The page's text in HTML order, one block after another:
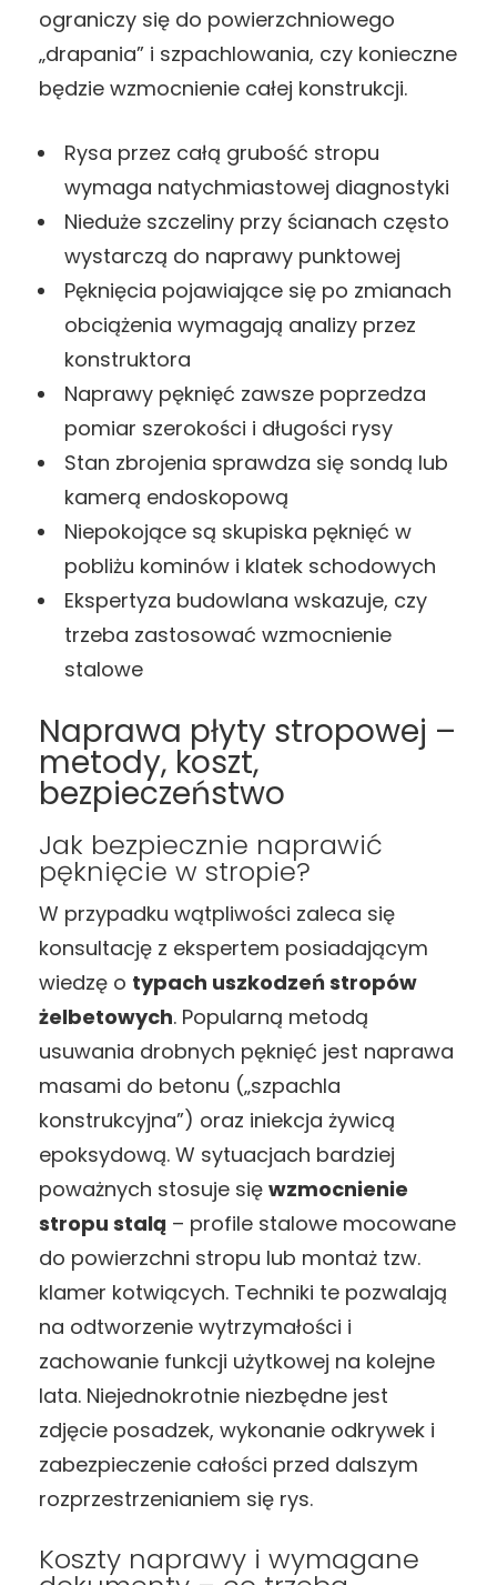
ograniczy się do powierzchniowego
„drapania” i szpachlowania, czy konieczne
będzie wzmocnienie całej konstrukcji.
Rysa przez całą grubość stropu
wymaga natychmiastowej diagnostyki
Nieduże szczeliny przy ścianach często
wystarczą do naprawy punktowej
Pęknięcia pojawiające się po zmianach
obciążenia wymagają analizy przez
konstruktora
Naprawy pęknięć zawsze poprzedza
pomiar szerokości i długości rysy
Stan zbrojenia sprawdza się sondą lub
kamerą endoskopową
Niepokojące są skupiska pęknięć w
pobliżu kominów i klatek schodowych
Ekspertyza budowlana wskazuje, czy
trzeba zastosować wzmocnienie
stalowe
Naprawa płyty stropowej –
metody, koszt,
bezpieczeństwo
Jak bezpiecznie naprawić
pęknięcie w stropie?
W przypadku wątpliwości zaleca się
konsultację z ekspertem posiadającym
wiedzę o typach uszkodzeń stropów
żelbetowych. Popularną metodą
usuwania drobnych pęknięć jest naprawa
masami do betonu („szpachla
konstrukcyjna”) oraz iniekcja żywicą
epoksydową. W sytuacjach bardziej
poważnych stosuje się wzmocnienie
stropu stalą – profile stalowe mocowane
do powierzchni stropu lub montaż tzw.
klamer kotwiących. Techniki te pozwalają
na odtworzenie wytrzymałości i
zachowanie funkcji użytkowej na kolejne
lata. Niejednokrotnie niezbędne jest
zdjęcie posadzek, wykonanie odkrywek i
zabezpieczenie całości przed dalszym
rozprzestrzenianiem się rys.
Koszty naprawy i wymagane